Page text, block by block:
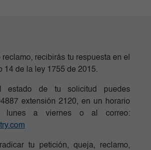
recibirás tu respuesta en el
14 de la ley 1755 de 2015.
estado de tu solicitud puedes
extensión 2120, en un horario
a viernes o al correo:
tu petición, queja, reclamo,